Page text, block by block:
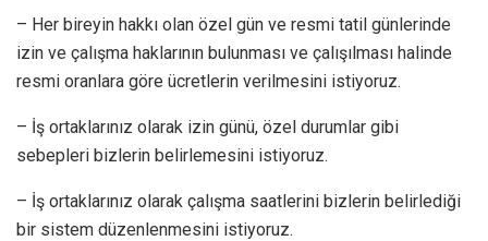
– Her bireyin hakkı olan özel gün ve resmi tatil günlerinde
izin ve çalışma haklarının bulunması ve çalışılması halinde
resmi oranlara göre ücretlerin verilmesini istiyoruz.
– İş ortaklarınız olarak izin günü, özel durumlar gibi
sebepleri bizlerin belirlemesini istiyoruz.
– İş ortaklarınız olarak çalışma saatlerini bizlerin belirlediği
bir sistem düzenlenmesini istiyoruz.